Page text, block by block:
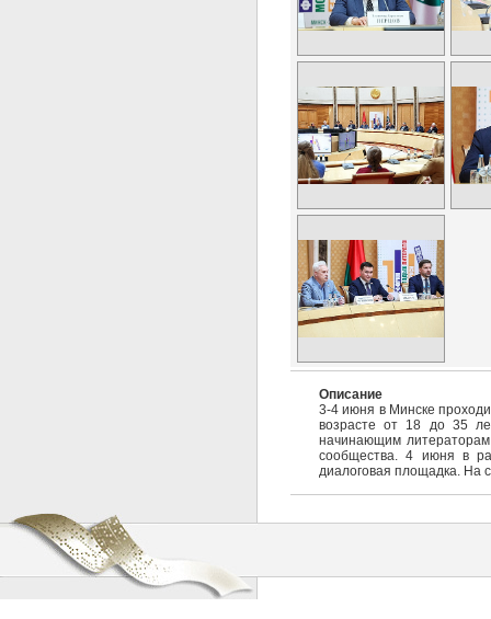
Описание
3-4 июня в Минске
возрасте от 18 до 35
начинающим литераторам
сообщества. 4 июня в
диалоговая площадка. На